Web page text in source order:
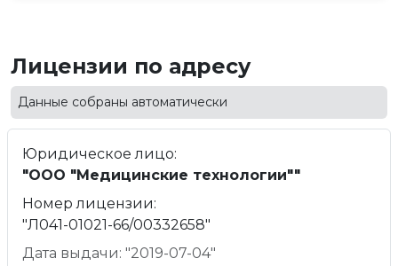
Лицензии по адресу
Данные собраны автоматически
Юридическое лицо:
"ООО "Медицинские технологии""
Номер лицензии:
"Л041-01021-66/00332658"
Дата выдачи: "2019-07-04"